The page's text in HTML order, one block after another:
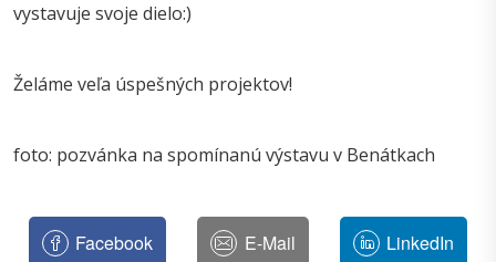
vystavuje svoje dielo:)
Želáme veľa úspešných projektov!
foto: pozvánka na spomínanú výstavu v Benátkach
Facebook E-Mail LinkedIn